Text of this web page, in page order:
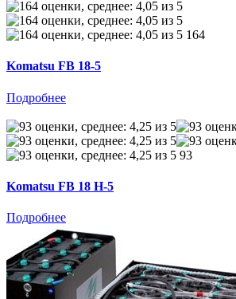
164
Komatsu FB 18-5
Подробнее
93
Komatsu FB 18 H-5
Подробнее